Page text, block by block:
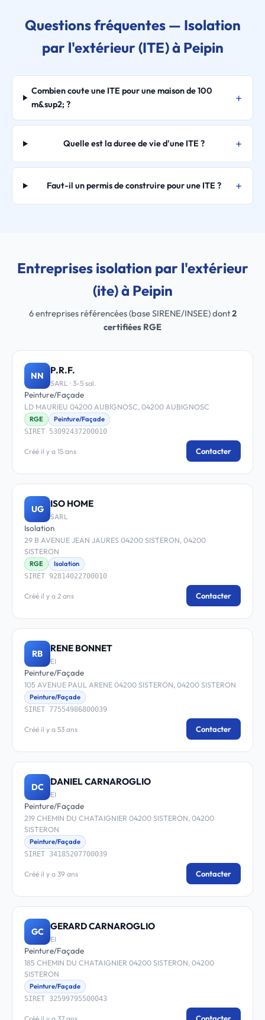
Questions fréquentes — Isolation
par l'extérieur (ITE) à Peipin
Combien coute une ITE pour une maison de 100
m&sup2; ?
Quelle est la duree de vie d'une ITE ?
Faut-il un permis de construire pour une ITE ?
Entreprises isolation par l'extérieur
(ite) à Peipin
6 entreprises référencées (base SIRENE/INSEE) dont2
certifiées RGE
NN P.R.F.
SARL · 3-5 sal.
Peinture/Façade
LD MAURIEU 04200 AUBIGNOSC, 04200 AUBIGNOSC
RGE
Peinture/Façade
SIRET 53092437200010
Créé il y a 15 ans Contacter
UG ISO HOME
SARL
Isolation
29 B AVENUE JEAN JAURES 04200 SISTERON, 04200
SISTERON
RGE
Isolation
SIRET 92814022700010
Créé il y a 2 ans Contacter
RB RENE BONNET
EI
Peinture/Façade
105 AVENUE PAUL ARENE 04200 SISTERON, 04200 SISTERON
Peinture/Façade
SIRET 77554986800039
Créé il y a 53 ans Contacter
DC DANIEL CARNAROGLIO
EI
Peinture/Façade
219 CHEMIN DU CHATAIGNIER 04200 SISTERON, 04200
SISTERON
Peinture/Façade
SIRET 34185207700039
Créé il y a 39 ans Contacter
GC GERARD CARNAROGLIO
EI
Peinture/Façade
185 CHEMIN DU CHATAIGNIER 04200 SISTERON, 04200
SISTERON
Peinture/Façade
SIRET 32599795500043
Créé il y a 37 ans